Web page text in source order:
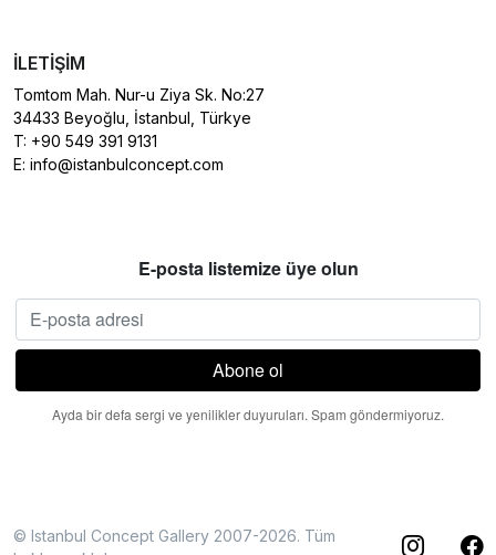
İLETIŞIM
Tomtom Mah. Nur-u Ziya Sk. No:27
34433 Beyoğlu, İstanbul, Türkye
T: +90 549 391 9131
E: info@istanbulconcept.com
E-posta listemize üye olun
Ayda bir defa sergi ve yenilikler duyuruları. Spam göndermiyoruz.
© Istanbul Concept Gallery 2007-2026. Tüm